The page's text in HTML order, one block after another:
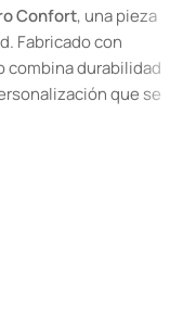
Confort, una pieza
Fabricado con
combina durabilidad
que se